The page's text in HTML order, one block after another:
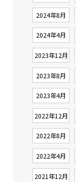
2024年8月
2024年4月
2023年12月
2023年8月
2023年4月
2022年12月
2022年8月
2022年4月
2021年12月